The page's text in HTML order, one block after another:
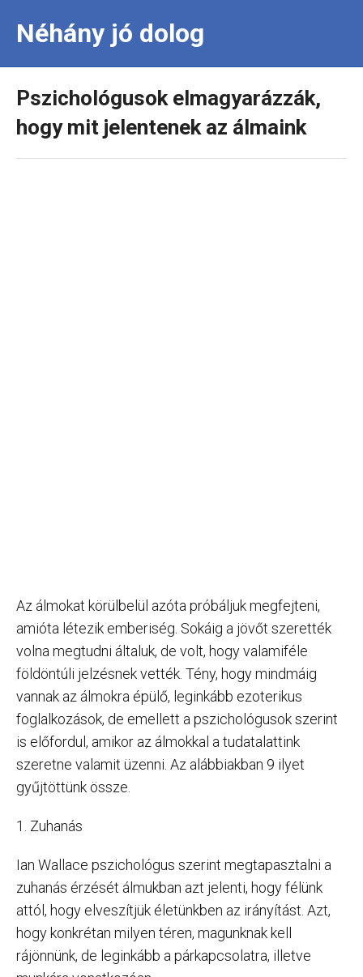
Néhány jó dolog
Pszichológusok elmagyarázzák,
hogy mit jelentenek az álmaink
Az álmokat körülbelül azóta próbáljuk megfejteni,
amióta létezik emberiség. Sokáig a jövőt szerették
volna megtudni általuk, de volt, hogy valamiféle
földöntúli jelzésnek vették. Tény, hogy mindmáig
vannak az álmokra épülő, leginkább ezoterikus
foglalkozások, de emellett a pszichológusok szerint
is előfordul, amikor az álmokkal a tudatalattink
szeretne valamit üzenni. Az alábbiakban 9 ilyet
gyűjtöttünk össze.
1. Zuhanás
Ian Wallace pszichológus szerint megtapasztalni a
zuhanás érzését álmukban azt jelenti, hogy félünk
attól, hogy elveszítjük életünkben az irányítást. Azt,
hogy konkrétan milyen téren, magunknak kell
rájönnünk, de leginkább a párkapcsolatra, illetve